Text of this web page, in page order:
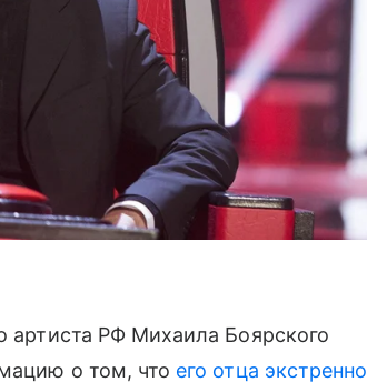
РФ Михаила Боярского
о том, что его отца экстренно